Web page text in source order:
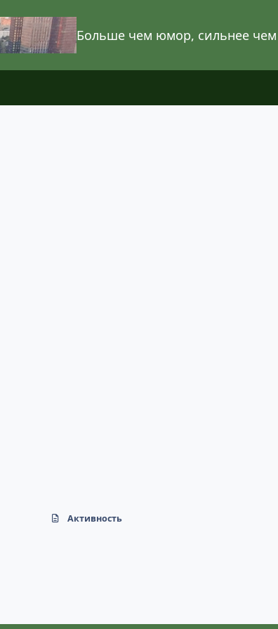
Больше чем юмор, сильнее
Активность